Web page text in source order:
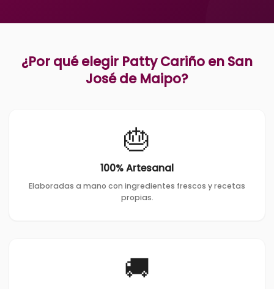
¿Por qué elegir Patty Cariño en San
José de Maipo?
🎂
100% Artesanal
Elaboradas a mano con ingredientes frescos y recetas
propias.
🚚